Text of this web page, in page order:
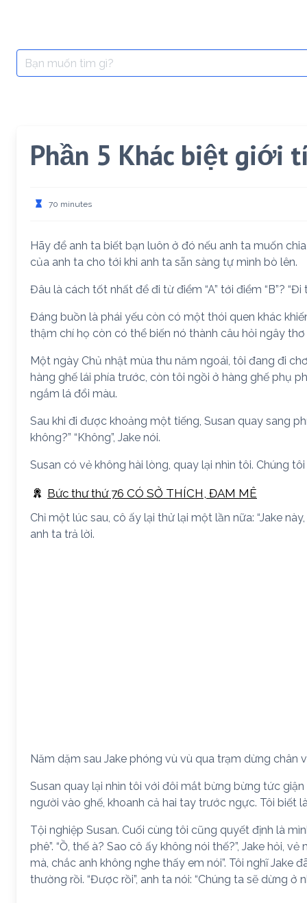
Search
for:
Phần 5 Khác biệt giới
70 minutes
Hãy để anh ta biết bạn luôn ở đó nếu anh ta muốn
của anh ta cho tới khi anh ta sẵn sàng tự mình bò lên.
Đâu là cách tốt nhất để đi từ điểm “A” tới điểm “B”?
Đáng buồn là phái yếu còn có một thói quen khác
thậm chí họ còn có thể biến nó thành câu hỏi ngây
Một ngày Chủ nhật mùa thu năm ngoái, tôi đang đi
hàng ghế lái phía trước, còn tôi ngồi ở hàng ghế phụ
ngắm lá đổi màu.
Sau khi đi được khoảng một tiếng, Susan quay sang
không?” “Không”, Jake nói.
Susan có vẻ không hài lòng, quay lại nhìn tôi. Chúng
Bức thư thứ 76 CÓ SỞ THÍCH, ĐAM MÊ
Chỉ một lúc sau, cô ấy lại thử lại một lần nữa: “Jake
anh ta trả lời.
Năm dặm sau Jake phóng vù vù qua trạm dừng chân
Susan quay lại nhìn tôi với đôi mắt bừng bừng tức
người vào ghế, khoanh cả hai tay trước ngực. Tôi biết
Tội nghiệp Susan. Cuối cùng tôi cũng quyết định là
phê”. “Ồ, thế à? Sao cô ấy không nói thế?”, Jake hỏi,
mà, chắc anh không nghe thấy em nói”. Tôi nghĩ
thường rồi. “Được rồi”, anh ta nói: “Chúng ta sẽ dừng ở